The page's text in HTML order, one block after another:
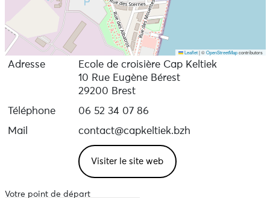
Leaflet |©OpenStreetMapcontributors
Adresse
Ecole de croisière Cap Keltiek
10 Rue Eugène Bérest
29200 Brest
Téléphone
06 52 34 07 86
Mail
contact@capkeltiek.bzh
Visiter le site web
Votre point de départ